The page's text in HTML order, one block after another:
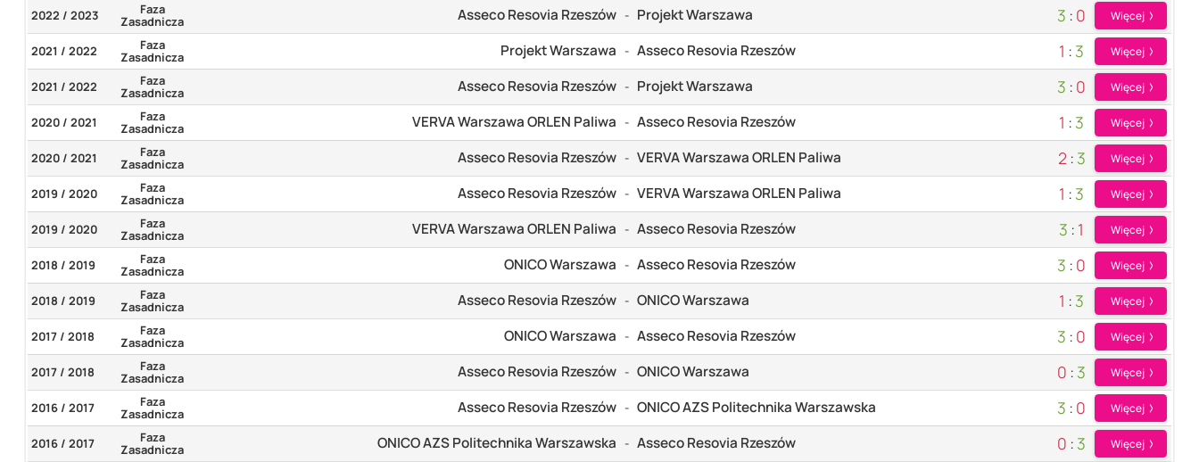
2022 / 2023 Faza
Zasadnicza Asseco Resovia Rzeszów - Projekt Warszawa 3 : 0 Więcej
2021 / 2022 Faza
Zasadnicza Projekt Warszawa - Asseco Resovia Rzeszów 1 : 3 Więcej
2021 / 2022 Faza
Zasadnicza Asseco Resovia Rzeszów - Projekt Warszawa 3 : 0 Więcej
2020 / 2021 Faza
Zasadnicza VERVA Warszawa ORLEN Paliwa - Asseco Resovia Rzeszów 1 : 3 Więcej
2020 / 2021 Faza
Zasadnicza Asseco Resovia Rzeszów - VERVA Warszawa ORLEN Paliwa 2 : 3 Więcej
2019 / 2020 Faza
Zasadnicza Asseco Resovia Rzeszów - VERVA Warszawa ORLEN Paliwa 1 : 3 Więcej
2019 / 2020 Faza
Zasadnicza VERVA Warszawa ORLEN Paliwa - Asseco Resovia Rzeszów 3 : 1 Więcej
2018 / 2019 Faza
Zasadnicza ONICO Warszawa - Asseco Resovia Rzeszów 3 : 0 Więcej
2018 / 2019 Faza
Zasadnicza Asseco Resovia Rzeszów - ONICO Warszawa 1 : 3 Więcej
2017 / 2018 Faza
Zasadnicza ONICO Warszawa - Asseco Resovia Rzeszów 3 : 0 Więcej
2017 / 2018 Faza
Zasadnicza Asseco Resovia Rzeszów - ONICO Warszawa 0 : 3 Więcej
2016 / 2017 Faza
Zasadnicza Asseco Resovia Rzeszów - ONICO AZS Politechnika Warszawska 3 : 0 Więcej
2016 / 2017 Faza
Zasadnicza ONICO AZS Politechnika Warszawska - Asseco Resovia Rzeszów 0 : 3 Więcej